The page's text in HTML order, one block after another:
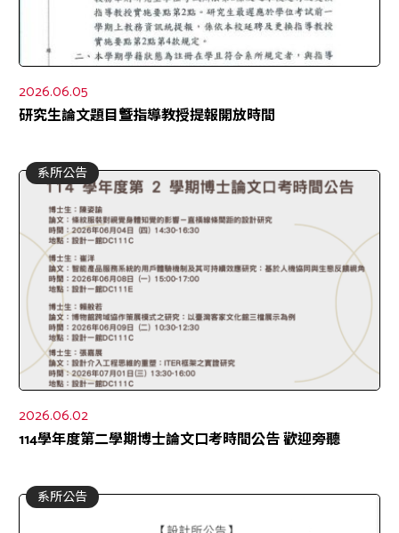
2026.06.05
研究生論文題目曁指導教授提報開放時間
系所公告
2026.06.02
114學年度第二學期博士論文口考時間公告 歡迎旁聽
系所公告